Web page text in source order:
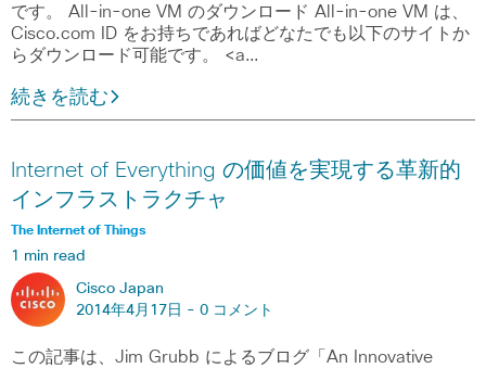
です。 All-in-one VM のダウンロード All-in-one VM は、
Cisco.com ID をお持ちであればどなたでも以下のサイトか
らダウンロード可能です。 <a…
続きを読む
Internet of Everything の価値を実現する革新的
インフラストラクチャ
The Internet of Things
1 min read
Cisco Japan
2014年4月17日 - 0 コメント
この記事は、Jim Grubb によるブログ「An Innovative